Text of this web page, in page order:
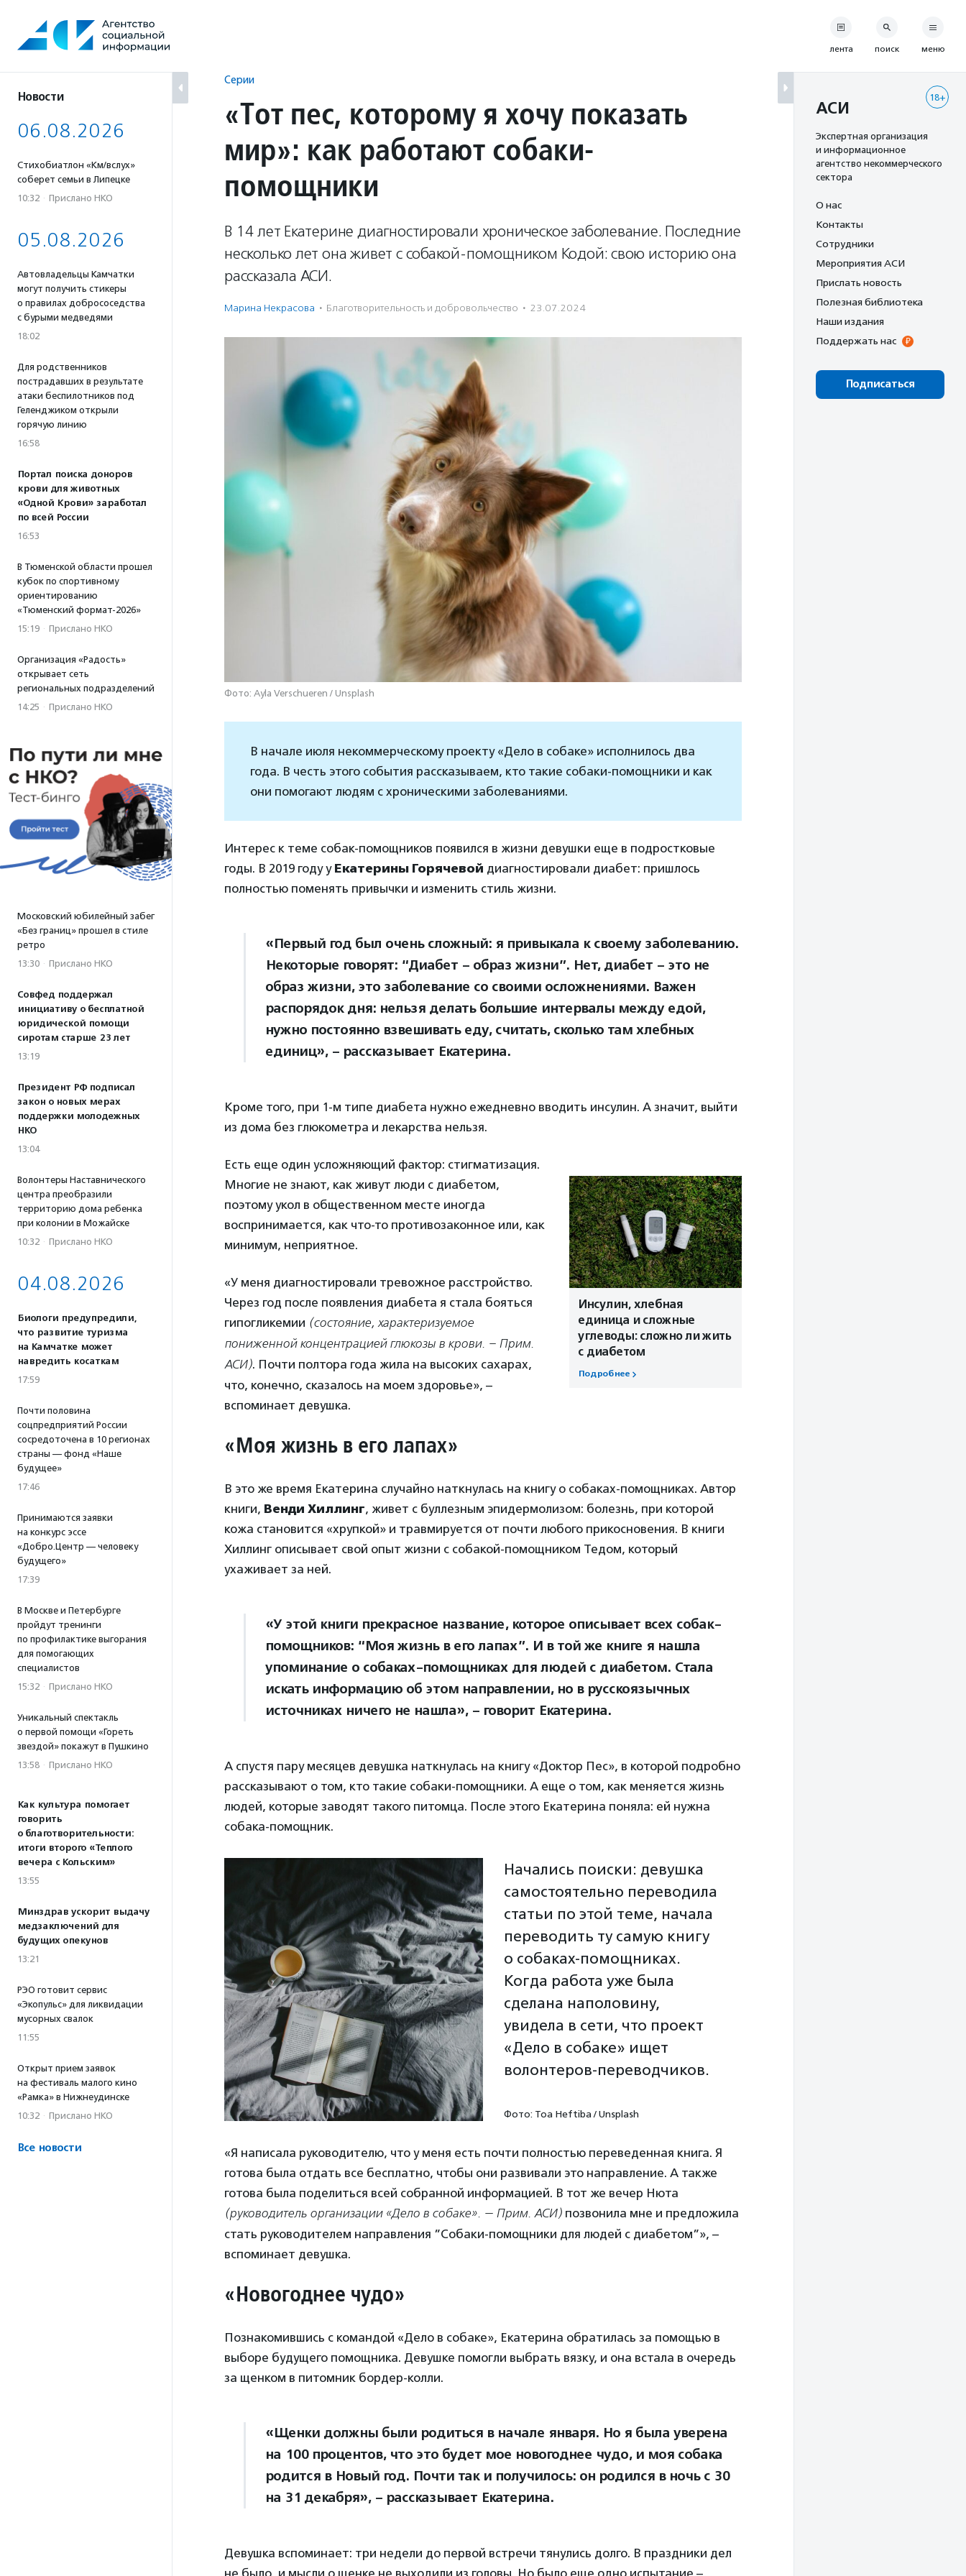
содержанию
Новости
06.08.2026
Стихобиатлон «Км/вслух»
соберет семьи в Липецке
10:32 · Прислано НКО
05.08.2026
Автовладельцы Камчатки
могут получить стикеры
о правилах добрососедства
с бурыми медведями
18:02
Для родственников
пострадавших в результате
атаки беспилотников под
Геленджиком открыли
горячую линию
16:58
Портал поиска доноров
крови для животных
«Одной Крови» заработал
по всей России
16:53
В Тюменской области прошел
кубок по спортивному
ориентированию
«Тюменский формат-2026»
15:19 · Прислано НКО
Организация «Радость»
открывает сеть
региональных подразделений
14:25 · Прислано НКО
Московский юбилейный забег
«Без границ» прошел в стиле
ретро
13:30 · Прислано НКО
Совфед поддержал
инициативу о бесплатной
юридической помощи
сиротам старше 23 лет
13:19
Президент РФ подписал
закон о новых мерах
поддержки молодежных
НКО
13:04
Волонтеры Наставнического
центра преобразили
территорию дома ребенка
при колонии в Можайске
10:32 · Прислано НКО
04.08.2026
Биологи предупредили,
что развитие туризма
на Камчатке может
навредить косаткам
17:59
Почти половина
соцпредприятий России
сосредоточена в 10 регионах
страны — фонд «Наше
будущее»
17:46
Принимаются заявки
на конкурс эссе
«Добро.Центр — человеку
будущего»
17:39
В Москве и Петербурге
пройдут тренинги
по профилактике выгорания
для помогающих
специалистов
15:32 · Прислано НКО
Уникальный спектакль
о первой помощи «Гореть
звездой» покажут в Пушкино
13:58 · Прислано НКО
Как культура помогает
говорить
о благотворительности:
итоги второго «Теплого
вечера с Кольским»
13:55
Минздрав ускорит выдачу
медзаключений для
будущих опекунов
13:21
РЭО готовит сервис
«Экопульс» для ликвидации
мусорных свалок
11:55
Открыт прием заявок
на фестиваль малого кино
«Рамка» в Нижнеудинске
10:32 · Прислано НКО
Все новости
Серии
«Тот пес, которому я хочу показать
мир»: как работают собаки-
помощники
В 14 лет Екатерине диагностировали хроническое заболевание. Последние
несколько лет она живет с собакой-помощником Кодой: свою историю она
рассказала АСИ.
Марина Некрасова · Благотвори­тель­ность и доброволь­чест­во · 23.07.2024
Фото: Ayla Verschueren / Unsplash
В начале июля некоммерческому проекту «Дело в собаке» исполнилось два
года. В честь этого события рассказываем, кто такие собаки-помощники и как
они помогают людям с хроническими заболеваниями.
Интерес к теме собак-помощников появился в жизни девушки еще в подростковые
годы. В 2019 году у Екатерины Горячевой диагностировали диабет: пришлось
полностью поменять привычки и изменить стиль жизни.
«Первый год был очень сложный: я привыкала к своему заболеванию.
Некоторые говорят: “Диабет – образ жизни”. Нет, диабет – это не
образ жизни, это заболевание со своими осложнениями. Важен
распорядок дня: нельзя делать большие интервалы между едой,
нужно постоянно взвешивать еду, считать, сколько там хлебных
единиц», – рассказывает Екатерина.
Кроме того, при 1-м типе диабета нужно ежедневно вводить инсулин. А значит, выйти
из дома без глюкометра и лекарства нельзя.
Инсулин, хлебная
единица и сложные
углеводы: сложно ли жить
с диабетом
Подробнее
Есть еще один усложняющий фактор: стигматизация.
Многие не знают, как живут люди с диабетом,
поэтому укол в общественном месте иногда
воспринимается, как что-то противозаконное или, как
минимум, неприятное.
«У меня диагностировали тревожное расстройство.
Через год после появления диабета я стала бояться
гипогликемии (состояние, характеризуемое
пониженной концентрацией глюкозы в крови. – Прим.
АСИ). Почти полтора года жила на высоких сахарах,
что, конечно, сказалось на моем здоровье», –
вспоминает девушка.
«Моя жизнь в его лапах»
В это же время Екатерина случайно наткнулась на книгу о собаках-помощниках. Автор
книги, Венди Хиллинг, живет с буллезным эпидермолизом: болезнь, при которой
кожа становится «хрупкой» и травмируется от почти любого прикосновения. В книги
Хиллинг описывает свой опыт жизни с собакой-помощником Тедом, который
ухаживает за ней.
«У этой книги прекрасное название, которое описывает всех собак-
помощников: “Моя жизнь в его лапах”. И в той же книге я нашла
упоминание о собаках-помощниках для людей с диабетом. Стала
искать информацию об этом направлении, но в русскоязычных
источниках ничего не нашла», – говорит Екатерина.
А спустя пару месяцев девушка наткнулась на книгу «Доктор Пес», в которой подробно
рассказывают о том, кто такие собаки-помощники. А еще о том, как меняется жизнь
людей, которые заводят такого питомца. После этого Екатерина поняла: ей нужна
собака-помощник.
Начались поиски: девушка
самостоятельно переводила
статьи по этой теме, начала
переводить ту самую книгу
о собаках-помощниках.
Когда работа уже была
сделана наполовину,
увидела в сети, что проект
«Дело в собаке» ищет
волонтеров-переводчиков.
Фото: Toa Heftiba / Unsplash
«Я написала руководителю, что у меня есть почти полностью переведенная книга. Я
готова была отдать все бесплатно, чтобы они развивали это направление. А также
готова была поделиться всей собранной информацией. В тот же вечер Нюта
(руководитель организации «Дело в собаке». — Прим. АСИ) позвонила мне и предложила
стать руководителем направления ”Собаки-помощники для людей с диабетом”», –
вспоминает девушка.
«Новогоднее чудо»
Познакомившись с командой «Дело в собаке», Екатерина обратилась за помощью в
выборе будущего помощника. Девушке помогли выбрать вязку, и она встала в очередь
за щенком в питомник бордер-колли.
«Щенки должны были родиться в начале января. Но я была уверена
на 100 процентов, что это будет мое новогоднее чудо, и моя собака
родится в Новый год. Почти так и получилось: он родился в ночь с 30
на 31 декабря», – рассказывает Екатерина.
Девушка вспоминает: три недели до первой встречи тянулись долго. В праздники дел
лента поиск меню
18+
АСИ
Экспертная организация
и информационное
агентство некоммерческого
сектора
О нас
Контакты
Сотрудники
Мероприятия АСИ
Прислать новость
Полезная библиотека
Наши издания
Поддержать нас
Подписаться